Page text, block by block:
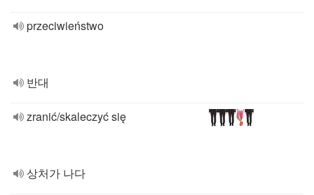
przeciwieństwo
반대
zranić/skaleczyć się
상처가 나다